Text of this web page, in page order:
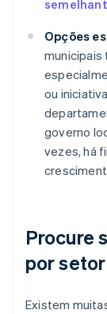
Opções
ou
governo
vezes, há
Procure
por setor
Existem